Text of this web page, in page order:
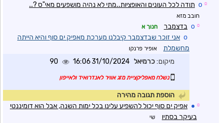
☼
o תודה לכל העונים והאופציות..מתי לא נהיה מושפעים מאי"ס ?..
חובב מזא
☼
o בדצמבר חנוך א
o אני זוכר שבדצמבר קיבלנו מערכת מאפיק ים סוף והיא הייתה
מחשמלת
אופיר פרנקו
מיקום: כרמיאל 31/10/2024 16:06
90
נשלח מאפליקציית מזג אוויר לאנדרואיד ולאייפון
הוספת תגובה מהירה
☼
● אפיק ים סוף יכול להשפיע עלינו בכל ימות השנה, אבל הוא דומיננטי
בעיקר בסתיו
שי